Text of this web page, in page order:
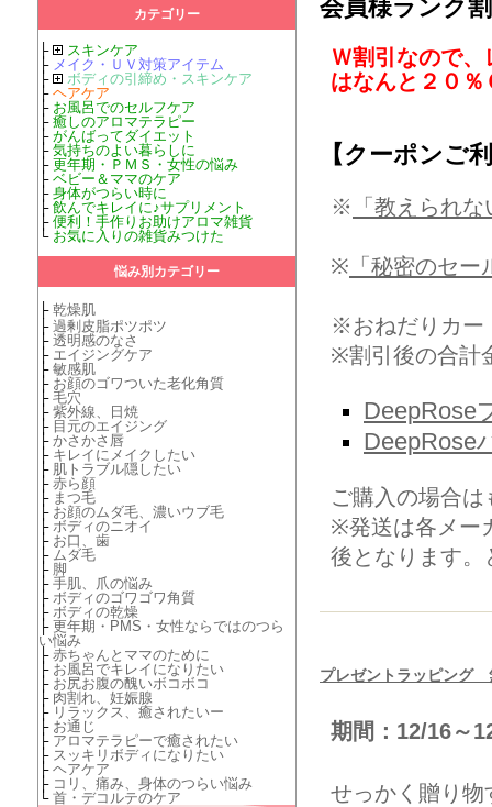
カテゴリー
├
スキンケア
├ メイク・ＵＶ対策アイテム
├
ボディの引締め・スキンケア
├ ヘアケア
├ お風呂でのセルフケア
├ 癒しのアロマテラピー
├ がんばってダイエット
├ 気持ちのよい暮らしに
├ 更年期・ＰＭＳ・女性の悩み
├ ベビー＆ママのケア
├ 身体がつらい時に
├ 飲んでキレイに♪サプリメント
├ 便利！手作りお助けアロマ雑貨
└ お気に入りの雑貨みつけた
悩み別カテゴリー
├ 乾燥肌
├ 過剰皮脂ポツポツ
├ 透明感のなさ
├ エイジングケア
├ 敏感肌
├ お顔のゴワついた老化角質
├ 毛穴
├ 紫外線、日焼
├ 目元のエイジング
├ かさかさ唇
├ キレイにメイクしたい
├ 肌トラブル隠したい
├ 赤ら顔
├ まつ毛
├ お顔のムダ毛、濃いウブ毛
├ ボディのニオイ
├ お口、歯
├ ムダ毛
├ 脚
├ 手肌、爪の悩み
├ ボディのゴワゴワ角質
├ ボディの乾燥
├ 更年期・PMS・女性ならではのつら
い悩み
├ 赤ちゃんとママのために
├ お風呂でキレイになりたい
├ お尻お腹の醜いボコボコ
├ 肉割れ、妊娠腺
├ リラックス、癒されたいー
├ お通じ
├ アロマテラピーで癒されたい
├ スッキリボディになりたい
├ ヘアケア
├ コリ、痛み、身体のつらい悩み
└ 首・デコルテのケア
会員様ランク
Ｗ割引なので
はなんと２０
【クーポンご
※ 「教えられ
※ 「秘密のセー
※おねだりカー
※割引後の合計
DeepRose
DeepRose
ご購入の場合
※発送は各メー
後となります。
プレゼントラッピング
期間：12/16～
せっかく贈り物